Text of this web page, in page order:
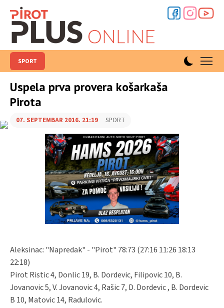
SPORT
Uspela prva provera košarkaša
Pirota
07. SEPTEMBAR 2016. 21:19 SPORT
Aleksinac: "Napredak" - "Pirot" 78:73 (27:16 11:26 18:13
22:18)
Pirot Ristic 4, Donlic 19, B. Dordevic, Filipovic 10, B.
Jovanovic 5, V. Jovanovic 4, Rašic 7, D. Dordevic , B. Dordevic
B 10, Matovic 14, Radulovic.